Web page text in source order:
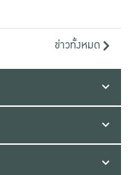
ข่าวทั้งหมด